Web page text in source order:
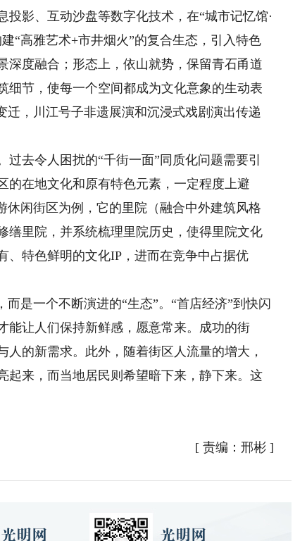
影、互动沙盘等数字化技术，在“城市记忆馆·
“高雅艺术+市井烟火”的复合生态，引入特色
深度融合；形态上，依山就势，保留青石甬道
细节，使每一个空间都成为文化意象的生动表
迁，川江号子非遗展演和沉浸式戏剧演出传递
去令人困扰的“千街一面”同质化问题需要引
的在地文化和原有特色元素，一定程度上避
休闲街区为例，它的里院（融合中外建筑风格
缮里院，并系统梳理里院历史，使得里院文化
、特色鲜明的文化IP，进而在竞争中占据优
是一个不断演进的“生态”。“首店经济”到快闪
能让人们保持新鲜感，愿意常来。成功的街
的新需求。此外，随着街区人流量的增大，
起来，而当地居民则希望暗下来，静下来。这
[ 责编：邢彬]